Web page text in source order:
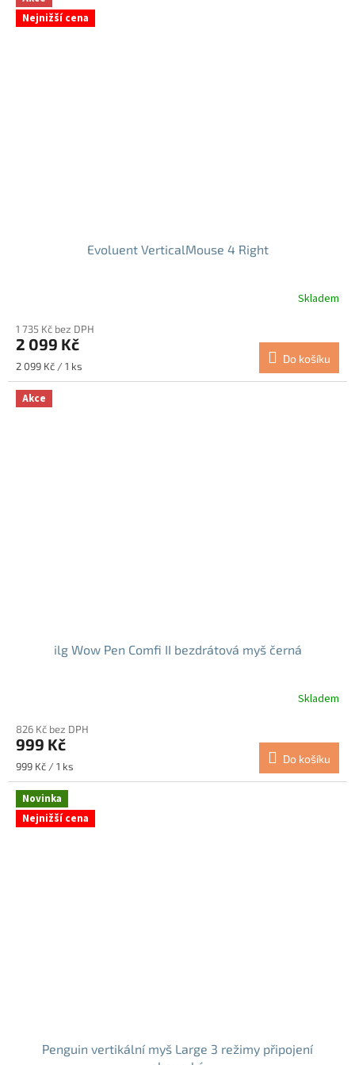
hvězdiček.
Nejnižší cena
Evoluent VerticalMouse 4 Right
produktu
je
5,0
5
hvězdiček.
Skladem
1 735 Kč bez DPH
2 099 Kč
Měrná
cena:
2 099 Kč / 1 ks
Do košíku
Akce
ilg Wow Pen Comfi II bezdrátová myš černá
produktu
je
5,0
z
5
hvězdiček.
Skladem
826 Kč bez DPH
999 Kč
Měrná
cena:
999 Kč / 1 ks
Do košíku
Novinka
Nejnižší cena
Penguin vertikální myš Large 3 režimy připojení